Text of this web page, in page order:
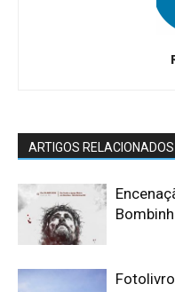
ARTIGOS RELACIONADOS